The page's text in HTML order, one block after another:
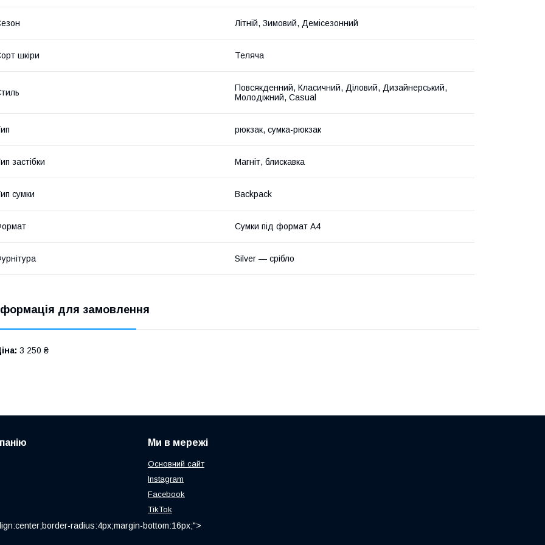
Літній, Зимовий, Демісезонний
шкіри Теляча
Повсякденний, Класичний, Діловий, Дизайнерський,
Молодіжний, Casual
рюкзак, сумка-рюкзак
застібки Магніт, блискавка
сумки Backpack
Сумки під формат А4
Silver — срібло
для замовлення
3 250 ₴
Ми в мережі
Основний сайт
Instagram
Facebook
TikTok
radius:4px;margin-bottom:16px;">